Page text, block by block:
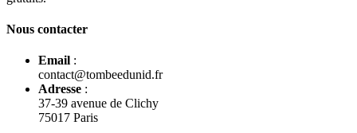
Nous contacter
Email :
contact@tombeedunid.fr
Adresse :
37-39 avenue de Clichy
75017 Paris